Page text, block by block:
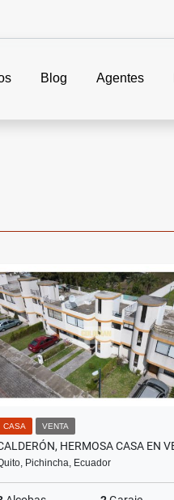
Blog Agentes
CASA VENTA
Pichincha, Ecuador